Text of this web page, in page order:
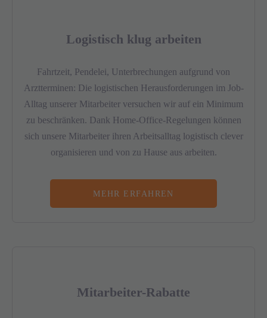
Logistisch klug arbeiten
Fahrtzeit, Pendelei, Unterbrechungen aufgrund von
Arztterminen: Die logistischen Herausforderungen im Job-
Alltag unserer Mitarbeiter versuchen wir auf ein Minimum
zu beschränken. Dank Home-Office-Regelungen können
sich unsere Mitarbeiter ihren Arbeitsalltag logistisch clever
organisieren und von zu Hause aus arbeiten.
MEHR ERFAHREN
Mitarbeiter-Rabatte